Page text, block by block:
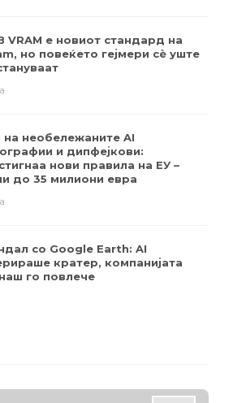
VRAM е новиот стандард на
но повеќето гејмери ​​сè уште
на необележаните AI
и дипфејкови:
нови правила на ЕУ –
до 35 милиони евра
со Google Earth: AI
кратер, компанијата
го повлече